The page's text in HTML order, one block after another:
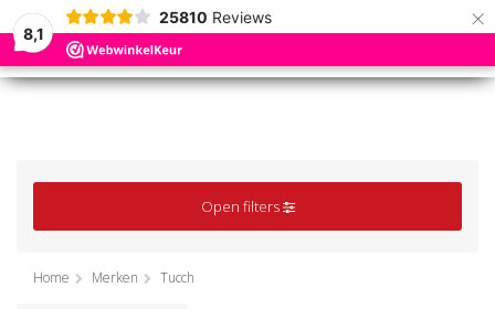
8,1
25810 Reviews ×
MENU
MENU
Open filters
Home Merken Tucch